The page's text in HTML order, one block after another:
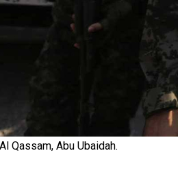
Qassam, Abu Ubaidah.